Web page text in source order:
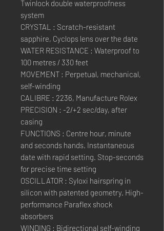
Twinlock double waterproofness
system
CRYSTAL : Scratch-resistant
sapphire, Cyclops lens over the date
WATER RESISTANCE : Waterproof to
100 metres / 330 feet
MOVEMENT : Perpetual, mechanical,
self-winding
CALIBRE : 2236, Manufacture Rolex
PRECISION : -2/+2 sec/day, after
casing
FUNCTIONS : Centre hour, minute
and seconds hands. Instantaneous
date with rapid setting. Stop-seconds
for precise time setting
OSCILLATOR : Syloxi hairspring in
silicon with patented geometry. High-
performance Paraflex shock
absorbers
WINDING : Bidirectional self-winding